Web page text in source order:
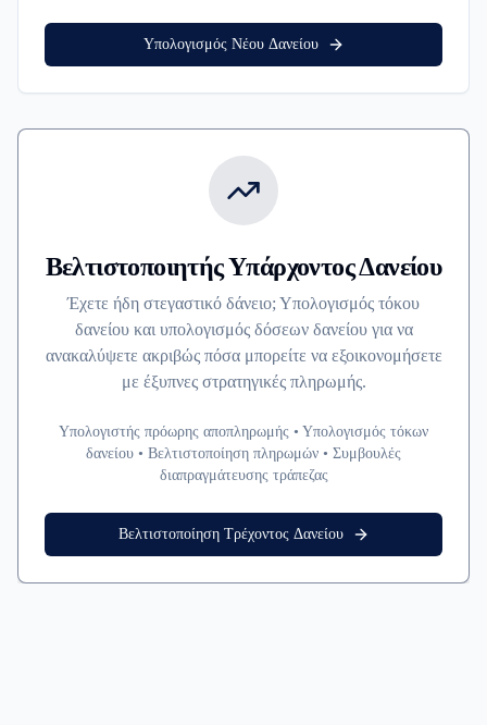
Υπολογισμός Νέου Δανείου
Βελτιστοποιητής Υπάρχοντος Δανείου
Έχετε ήδη στεγαστικό δάνειο; Υπολογισμός τόκου
δανείου και υπολογισμός δόσεων δανείου για να
ανακαλύψετε ακριβώς πόσα μπορείτε να εξοικονομήσετε
με έξυπνες στρατηγικές πληρωμής.
Υπολογιστής πρόωρης αποπληρωμής • Υπολογισμός τόκων
δανείου • Βελτιστοποίηση πληρωμών • Συμβουλές
διαπραγμάτευσης τράπεζας
Βελτιστοποίηση Τρέχοντος Δανείου